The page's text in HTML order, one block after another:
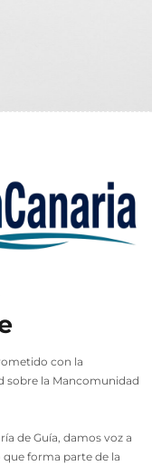
con la
sobre la Mancomunidad
de Guía, damos voz a
forma parte de la